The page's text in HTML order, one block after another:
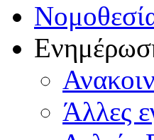
Άλλες